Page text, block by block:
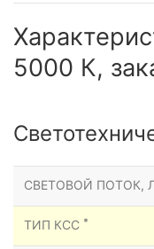
5000 К,
СВЕТОВОЙ ПОТОК,
ТИП КСС *